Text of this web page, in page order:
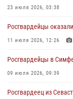
03 августа 2026, 14:08
В Симферополе
подозреваемого в
Росгвардейцы
23 июля 2026, 03:38
Росгвардейцы
11 июля 2026, 12:26
Росгвардейцы в
09 июля 2026, 09:39
Росгвардеец из